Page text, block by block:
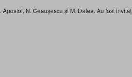
N. Ceauşescu şi M. Dalea. Au fost